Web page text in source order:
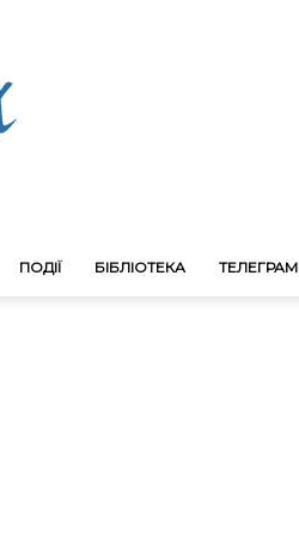
ПОДІЇ БІБЛІОТЕКА ТЕЛЕГРАМ